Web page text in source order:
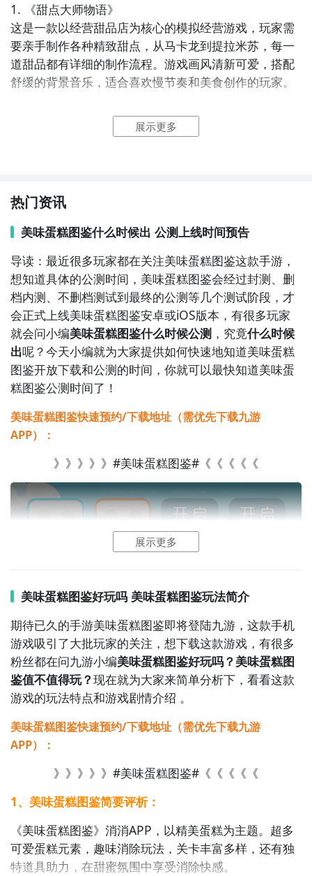
1. 《甜点大师物语》
这是一款以经营甜品店为核心的模拟经营游戏，玩家需
要亲手制作各种精致甜点，从马卡龙到提拉米苏，每一
道甜品都有详细的制作流程。游戏画风清新可爱，搭配
舒缓的背景音乐，适合喜欢慢节奏和美食创作的玩家。
融合了美食拟人与策略养成元素，游戏中各种菜肴化身
了解中华及世界美食文化。
3. 《心动厨房》
一位新手厨师，在经营小餐馆的过程中结识形形色色的
客人，通过为他们制作专属料理来解锁感人故事。游戏
强调“食物与人心”的连接，温暖治愈。
4. 《我的咖啡馆》
虽然主题是咖啡馆，但其核心玩法与《美味蛋糕图鉴》
高度相似：自由装饰空间、研发新菜谱、满足顾客需
求。游戏节奏轻松，画面精美，适合喜欢布置与烹饪双
重体验的玩家。
5. 《料理妈妈：回家做饭》
经典IP《料理妈妈》的移动端续作，采用触摸操作模拟
真实烹饪动作，如切菜、翻炒、搅拌等。游戏内容丰
富，包含上百道家常菜与节日特供料理，寓教于乐，老
少皆宜。
蛋糕、饼干的制作，逐步升级工具与技能。游戏内设有
成就系统和收藏图鉴，满足收集癖玩家的成就感。
7. 《美食大冒险》
以卡通风格呈现的冒险+烹饪结合游戏，玩家操控角色在
不同地图探索食材，收集后回到厨房进行料理创作。游
戏玩法多样，兼具解谜与经营元素，趣味性强。
8. 《食之契约》
一款将美食拟人化并融入RPG战斗系统的独特作品。每
种食物都拥有独立人设与技能，玩家需通过烹饪召唤“飨
受二次元玩家喜爱。
9. 《可口的披萨，美味的披萨》
虽然聚焦披萨制作，但其细致的经营流程和顾客互动机
展示更多
热门资讯
美味蛋糕图鉴什么时候出 公测上线时间预告
导读：最近很多玩家都在关注美味蛋糕图鉴这款手游，
想知道具体的公测时间，美味蛋糕图鉴会经过封测、删
档内测、不删档测试到最终的公测等几个测试阶段，才
会正式上线美味蛋糕图鉴安卓或iOS版本，有很多玩家
就会问小编美味蛋糕图鉴什么时候公测，究竟什么时候
出呢？今天小编就为大家提供如何快速地知道美味蛋糕
图鉴开放下载和公测的时间，你就可以最快知道美味蛋
糕图鉴公测时间了！
美味蛋糕图鉴快速预约/下载地址（需优先下载九游
APP）：
》》》》》#美味蛋糕图鉴#《《《《《
展示更多
美味蛋糕图鉴好玩吗 美味蛋糕图鉴玩法简介
期待已久的手游美味蛋糕图鉴即将登陆九游，这款手机
游戏吸引了大批玩家的关注，想下载这款游戏，有很多
粉丝都在问九游小编美味蛋糕图鉴好玩吗？美味蛋糕图
鉴值不值得玩？现在就为大家来简单分析下，看看这款
游戏的玩法特点和游戏剧情介绍 。
美味蛋糕图鉴快速预约/下载地址（需优先下载九游
APP）：
》》》》》#美味蛋糕图鉴#《《《《《
1、美味蛋糕图鉴简要评析：
《美味蛋糕图鉴》消消APP，以精美蛋糕为主题。超多
可爱蛋糕元素，趣味消除玩法，关卡丰富多样，还有独
特道具助力，在甜蜜氛围中享受消除快感。